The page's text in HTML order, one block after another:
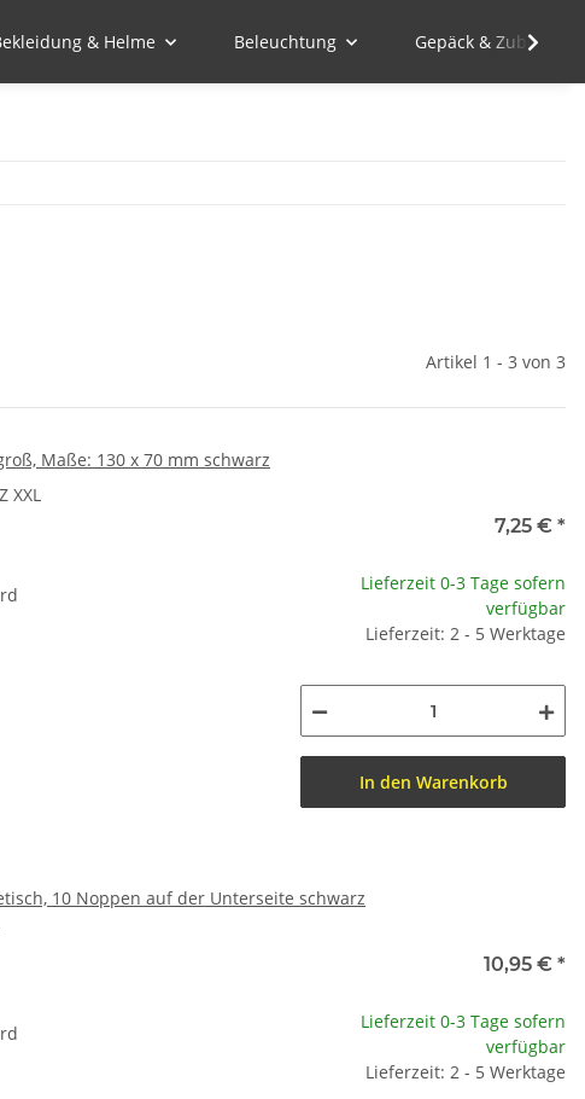
& Helme Beleuchtung Gepäck & Zubehör
Artikel 1 - 3 von 3
Maße: 130 x 70 mm schwarz
XXL
7,25 € *
Lieferzeit 0-3 Tage sofern
verfügbar
Lieferzeit: 2 - 5 Werktage
In den Warenkorb
10 Noppen auf der Unterseite schwarz
10,95 € *
Lieferzeit 0-3 Tage sofern
verfügbar
Lieferzeit: 2 - 5 Werktage